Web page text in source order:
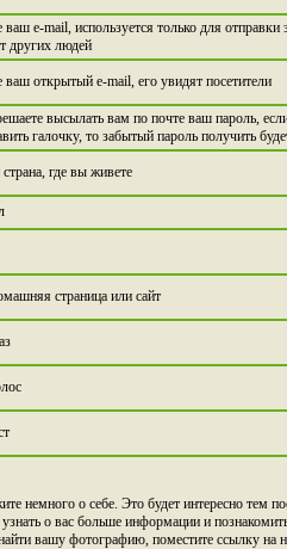
ваш e-mail, используется только для отправки
других людей
ваш открытый e-mail, его увидят посетители
высылать вам по почте ваш пароль,
галочку, то забытый пароль получить
где вы живете
страница или сайт
немного о себе. Это будет интересно тем
узнать о вас больше информации и
вашу фотографию, поместите ссылку на